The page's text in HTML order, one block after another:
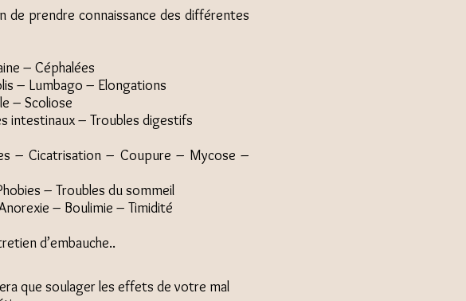
prendre connaissance des différentes
– Céphalées
– Lumbago – Elongations
– Scoliose
intestinaux – Troubles digestifs
– Cicatrisation – Coupure – Mycose –
– Troubles du sommeil
– Boulimie – Timidité
d’embauche..
que soulager les effets de votre mal